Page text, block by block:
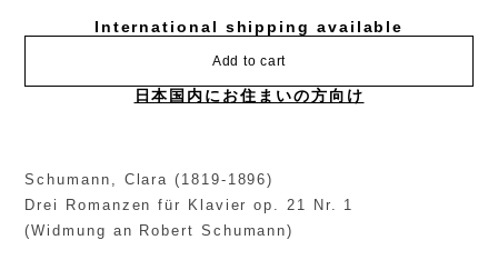
International shipping available
Add to cart
日本国内にお住まいの方向け
Schumann, Clara (1819-1896)
Drei Romanzen für Klavier op. 21 Nr. 1
(Widmung an Robert Schumann)